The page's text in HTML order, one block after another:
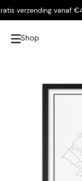
verzending vanaf €45
Shop